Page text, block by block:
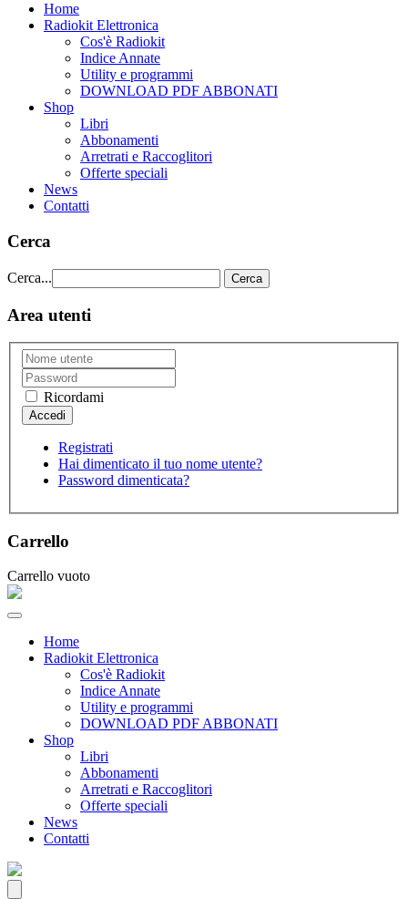
Home
Radiokit Elettronica
Cos'è Radiokit
Indice Annate
Utility e programmi
DOWNLOAD PDF ABBONATI
Shop
Libri
Abbonamenti
Arretrati e Raccoglitori
Offerte speciali
News
Contatti
Cerca
Cerca... Cerca
Area utenti
Ricordami
Registrati
Hai dimenticato il tuo nome utente?
Password dimenticata?
Carrello
Carrello vuoto
Home
Radiokit Elettronica
Cos'è Radiokit
Indice Annate
Utility e programmi
DOWNLOAD PDF ABBONATI
Shop
Libri
Abbonamenti
Arretrati e Raccoglitori
Offerte speciali
News
Contatti